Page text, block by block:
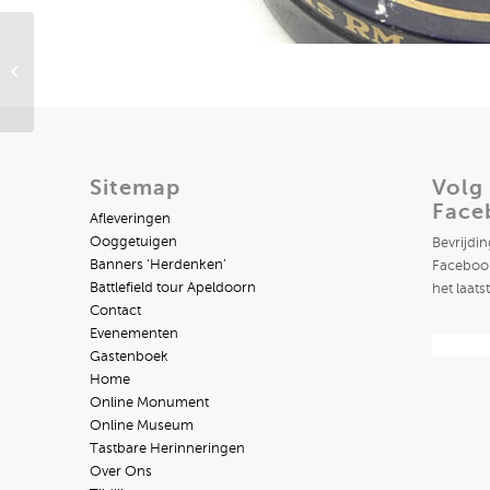
Sitemap
Afleveringen
Ooggetuigen
Banners ‘Herdenken’
Battlefield tour Apeldoorn
Contact
Evenementen
Gastenboek
Home
Online Monument
Online Museum
Tastbare Herinneringen
Over Ons
Volg
het